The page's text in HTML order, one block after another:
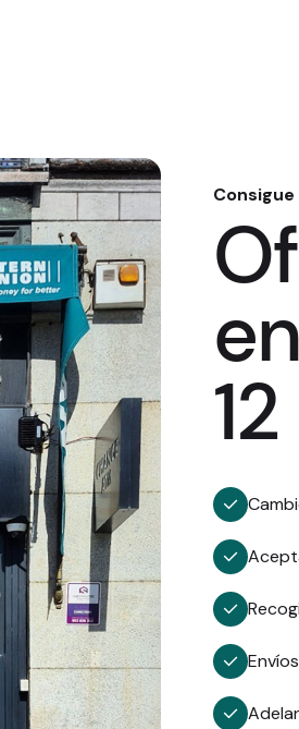
12